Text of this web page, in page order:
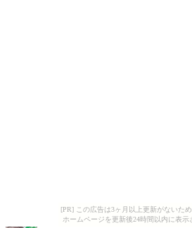
[PR] この広告は3ヶ月以上更新がないため
ホームページを更新後24時間以内に表示